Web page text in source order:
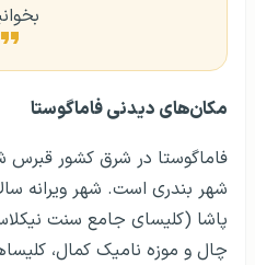
مکان‌های دیدنی فاماگوستا
فاماگوستا در شرق کشور
شهر بندری است. شهر ویرانه
پاشا (کلیسای جامع سنت
چال و موزه نامیک کمال،